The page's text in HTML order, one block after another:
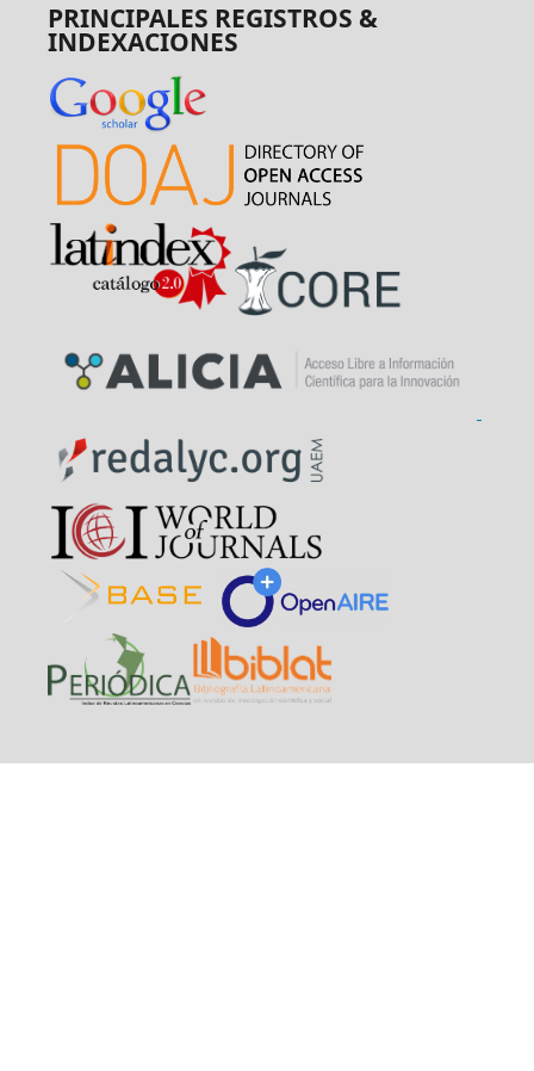
PRINCIPALES REGISTROS &
INDEXACIONES